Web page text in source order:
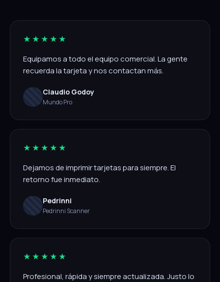
★★★★★
Equipamos a todo el equipo comercial. La gente
recuerda la tarjeta y nos contactan más.
Claudio Godoy
Mundo Pro
★★★★★
Dejamos de imprimir tarjetas para siempre. El
retorno fue inmediato.
Pedrinni
Pedrinni Scanner
★★★★★
Profesional, rápida y siempre actualizada. Justo lo